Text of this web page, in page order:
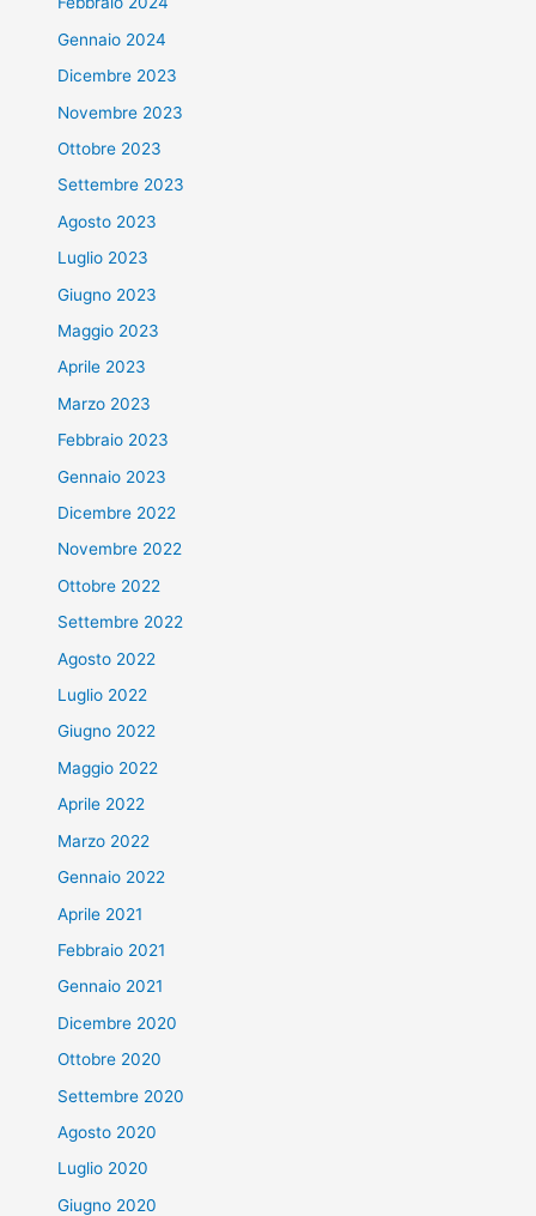
Gennaio 2024
Dicembre 2023
Novembre 2023
Ottobre 2023
Settembre 2023
Agosto 2023
Luglio 2023
Giugno 2023
Maggio 2023
Aprile 2023
Marzo 2023
Febbraio 2023
Gennaio 2023
Dicembre 2022
Novembre 2022
Ottobre 2022
Settembre 2022
Agosto 2022
Luglio 2022
Giugno 2022
Maggio 2022
Aprile 2022
Marzo 2022
Gennaio 2022
Aprile 2021
Febbraio 2021
Gennaio 2021
Dicembre 2020
Ottobre 2020
Settembre 2020
Agosto 2020
Luglio 2020
Giugno 2020